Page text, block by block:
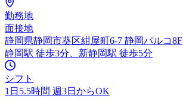
勤務地
面接地
静岡県静岡市葵区紺屋町6-7 静岡パルコ8F
静岡駅 徒歩3分、新静岡駅 徒歩5分
シフト
1日5.5時間 週3日からOK